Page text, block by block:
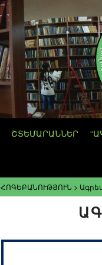
ՇՏԵՄԱՐԱՆՆԵՐ
ՀՈԳԵԲԱՆՈՒԹՅՈՒՆ >